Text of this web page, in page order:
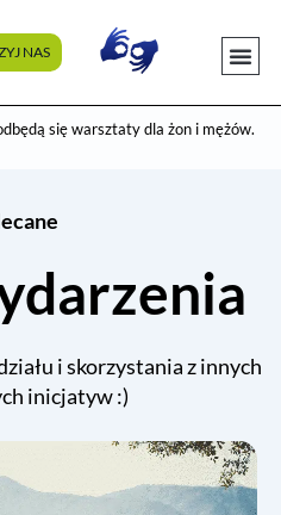
NAS
się warsztaty dla żon i mężów.
i skorzystania z innych
inicjatyw :)